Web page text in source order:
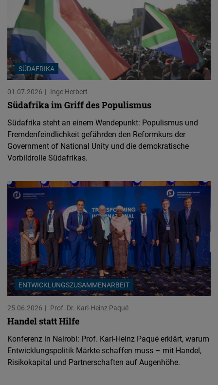
SÜDAFRIKA
01.07.2026 Inge Herbert
Südafrika im Griff des Populismus
Südafrika steht an einem Wendepunkt: Populismus und
Fremdenfeindlichkeit gefährden den Reformkurs der
Government of National Unity und die demokratische
Vorbildrolle Südafrikas.
ENTWICKLUNGSZUSAMMENARBEIT
25.06.2026 Prof. Dr. Karl-Heinz Paqué
Handel statt Hilfe
Konferenz in Nairobi: Prof. Karl-Heinz Paqué erklärt, warum
Entwicklungspolitik Märkte schaffen muss – mit Handel,
Risikokapital und Partnerschaften auf Augenhöhe.